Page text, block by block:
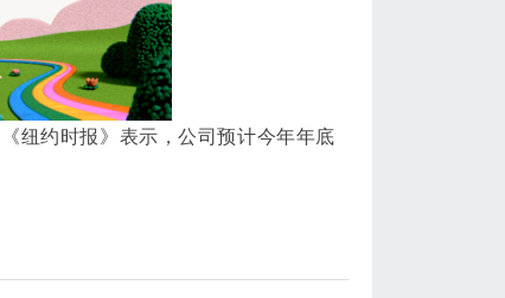
纽约时报》表示，公司预计今年年底